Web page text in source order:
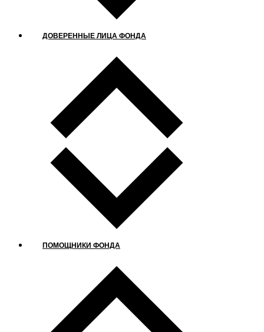
ДОВЕРЕННЫЕ ЛИЦА ФОНДА
ПОМОЩНИКИ ФОНДА